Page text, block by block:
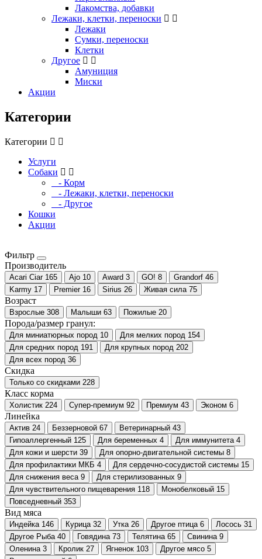
Лакомства, добавки
Лежаки, клетки, переноски
Лежаки
Сумки, переноски
Клетки
Другое
Амуниция
Миски
Акции
Категории
Категории
Услуги
Собаки
- Корм
- Лежаки, клетки, переноски
- Другое
Кошки
Акции
Фильтр
Производитель
Acari Ciar 165 Ajo 10 Award 3 GO! 8 Grandorf 46
Karmy 17 Premier 16 Sirius 26 Живая сила 75
Возраст
Взрослые 308 Малыши 63 Пожилые 20
Порода/размер гранул:
Для миниатюрных пород 10 Для мелких пород 154
Для средних пород 191 Для крупных пород 202
Для всех пород 36
Скидка
Только со cкидками 228
Класс корма
Холистик 224 Супер-премиум 92 Премиум 43 Эконом 6
Линейка
Актив 24 Беззерновой 67 Ветеринарный 43
Гипоаллергенный 125 Для беременных 4 Для иммунитета 4
Для кожи и шерсти 39 Для опорно-двигательной системы 8
Для профилактики МКБ 4 Для сердечно-сосудистой системы 15
Для снижения веса 9 Для стерилизованных 9
Для чувствительного пищеварения 118 Монобелковый 15
Повседневный 353
Вид мяса
Индейка 146 Курица 32 Утка 26 Другое птица 6 Лосось 31
Другое Рыба 40 Говядина 73 Телятина 65 Свинина 9
Оленина 3 Кролик 27 Ягненок 103 Другое мясо 5